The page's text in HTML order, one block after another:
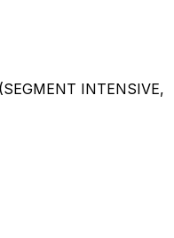
INTENSIVE,